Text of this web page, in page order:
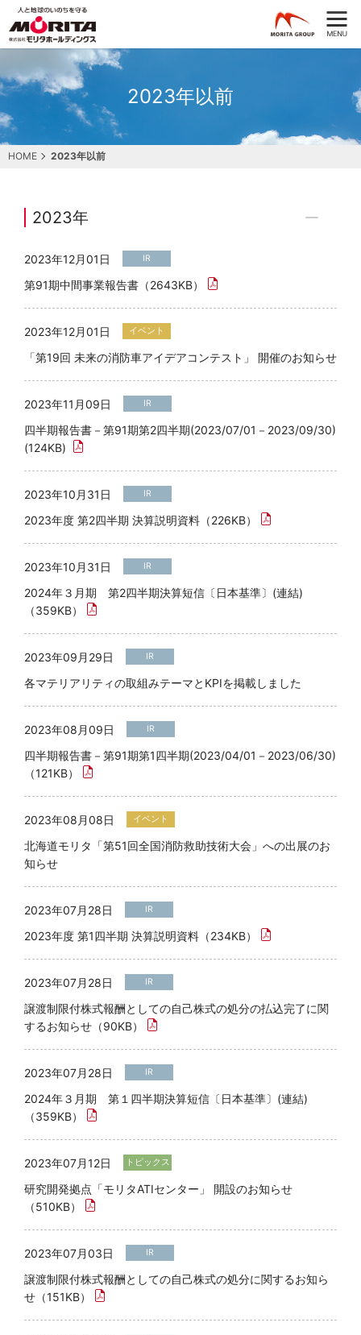
2023年以前
HOME 2023年以前
2023年
2023年12月01日 IR
第91期中間事業報告書（2643KB）
2023年12月01日 イベント
「第19回 未来の消防車アイデアコンテスト」 開催のお知らせ
2023年11月09日 IR
四半期報告書－第91期第2四半期(2023/07/01－2023/09/30)
(124KB)
2023年10月31日 IR
2023年度 第2四半期 決算説明資料（226KB）
2023年10月31日 IR
2024年３月期 第2四半期決算短信〔日本基準〕(連結)
（359KB）
2023年09月29日 IR
各マテリアリティの取組みテーマとKPIを掲載しました
2023年08月09日 IR
四半期報告書－第91期第1四半期(2023/04/01－2023/06/30)
（121KB）
2023年08月08日 イベント
北海道モリタ「第51回全国消防救助技術大会」への出展のお
知らせ
2023年07月28日 IR
2023年度 第1四半期 決算説明資料（234KB）
2023年07月28日 IR
譲渡制限付株式報酬としての自己株式の処分の払込完了に関
するお知らせ（90KB）
2023年07月28日 IR
2024年３月期 第１四半期決算短信〔日本基準〕(連結)
（359KB）
2023年07月12日 トピックス
研究開発拠点「モリタATIセンター」 開設のお知らせ
（510KB）
2023年07月03日 IR
譲渡制限付株式報酬としての自己株式の処分に関するお知ら
せ（151KB）